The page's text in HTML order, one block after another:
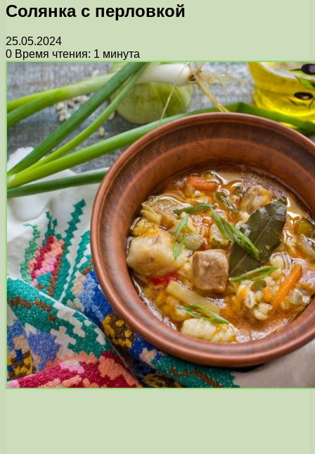
Солянка с перловкой
25.05.2024
0 Время чтения: 1 минута